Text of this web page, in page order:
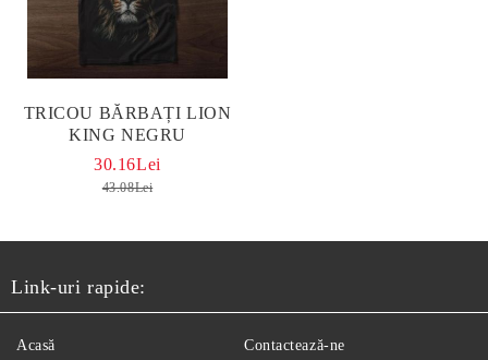
TRICOU BĂRBAȚI LION
KING NEGRU
30.16Lei
43.08Lei
Link-uri rapide:
Acasă Contactează-ne